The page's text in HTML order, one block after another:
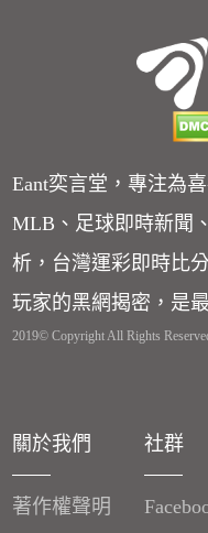
Eant奕言堂，專注為
MLB、足球即時新聞
析，台灣運彩即時比
玩家的黑網揭密，是
2019© Copyright All Rights
關於我們
著作權聲明
社群